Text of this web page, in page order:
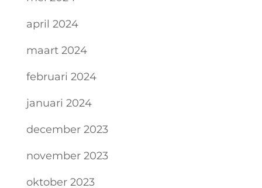
april 2024
maart 2024
februari 2024
januari 2024
december 2023
november 2023
oktober 2023